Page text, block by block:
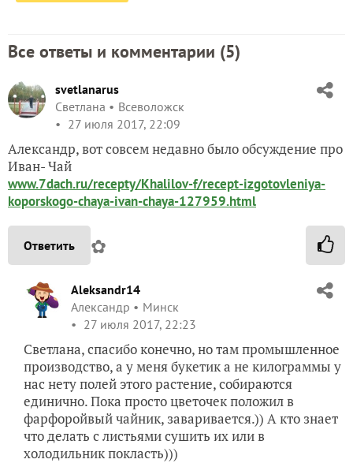
Все ответы и комментарии (5)
svetlanarus
Светлана
Всеволожск
27 июля 2017, 22:09
Александр, вот совсем недавно было обсуждение про
Иван- Чай
www.7dach.ru/recepty/Khalilov-f/recept-izgotovleniya-
koporskogo-chaya-ivan-chaya-127959.html
Ответить ✿
Aleksandr14
Александр
Минск
27 июля 2017, 22:23
Светлана, спасибо конечно, но там промышленное
производство, а у меня букетик а не килограммы у
нас нету полей этого растение, собираются
единично. Пока просто цветочек положил в
фарфоройвый чайник, заваривается.)) А кто знает
что делать с листьями сушить их или в
холодильник покласть)))